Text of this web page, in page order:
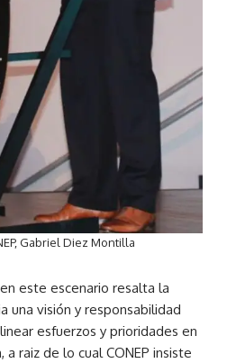
Gabriel Diez Montilla
este escenario resalta la
una visión y responsabilidad
esfuerzos y prioridades en
raiz de lo cual CONEP insiste